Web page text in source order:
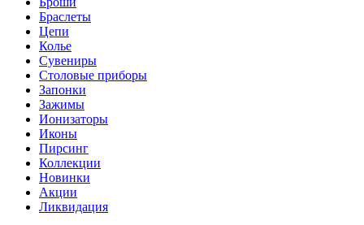
Браслеты
Цепи
Колье
Сувениры
Столовые приборы
Запонки
Зажимы
Ионизаторы
Иконы
Пирсинг
Коллекции
Новинки
Акции
Ликвидация